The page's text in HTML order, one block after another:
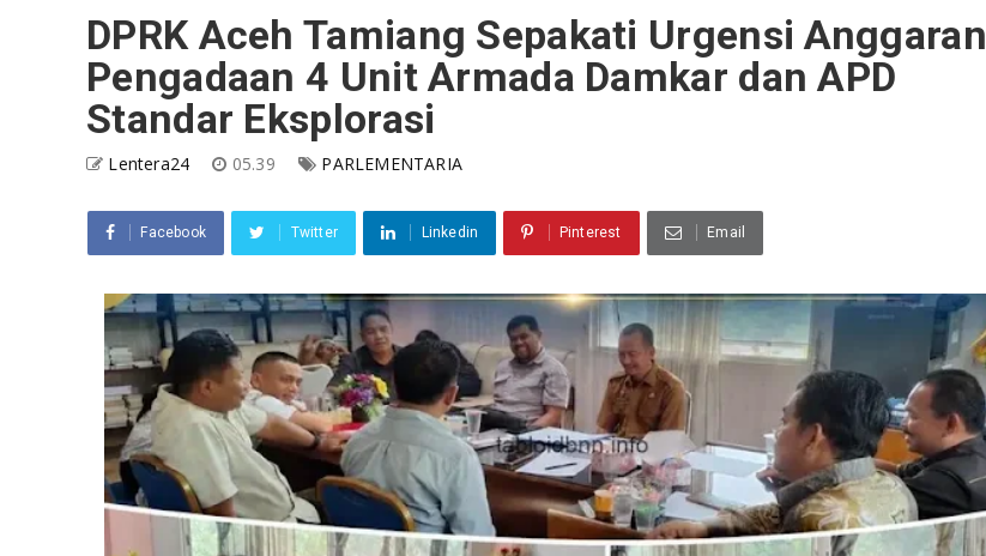
DPRK Aceh Tamiang Sepakati Urgensi Anggaran
Pengadaan 4 Unit Armada Damkar dan APD
Standar Eksplorasi
Lentera24 05.39 PARLEMENTARIA
Facebook Twitter Linkedin Pinterest Email